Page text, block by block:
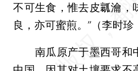
不可生食，惟去皮瓤瀹，
良，亦可蜜煎。”（李时珍
南瓜原产于墨西哥和